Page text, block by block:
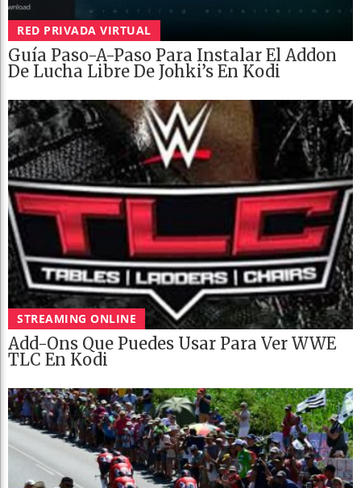
RED PRIVADA VIRTUAL
Guía Paso-A-Paso Para Instalar El Addon
De Lucha Libre De Johki’s En Kodi
STREAMING ONLINE
Add-Ons Que Puedes Usar Para Ver WWE
TLC En Kodi